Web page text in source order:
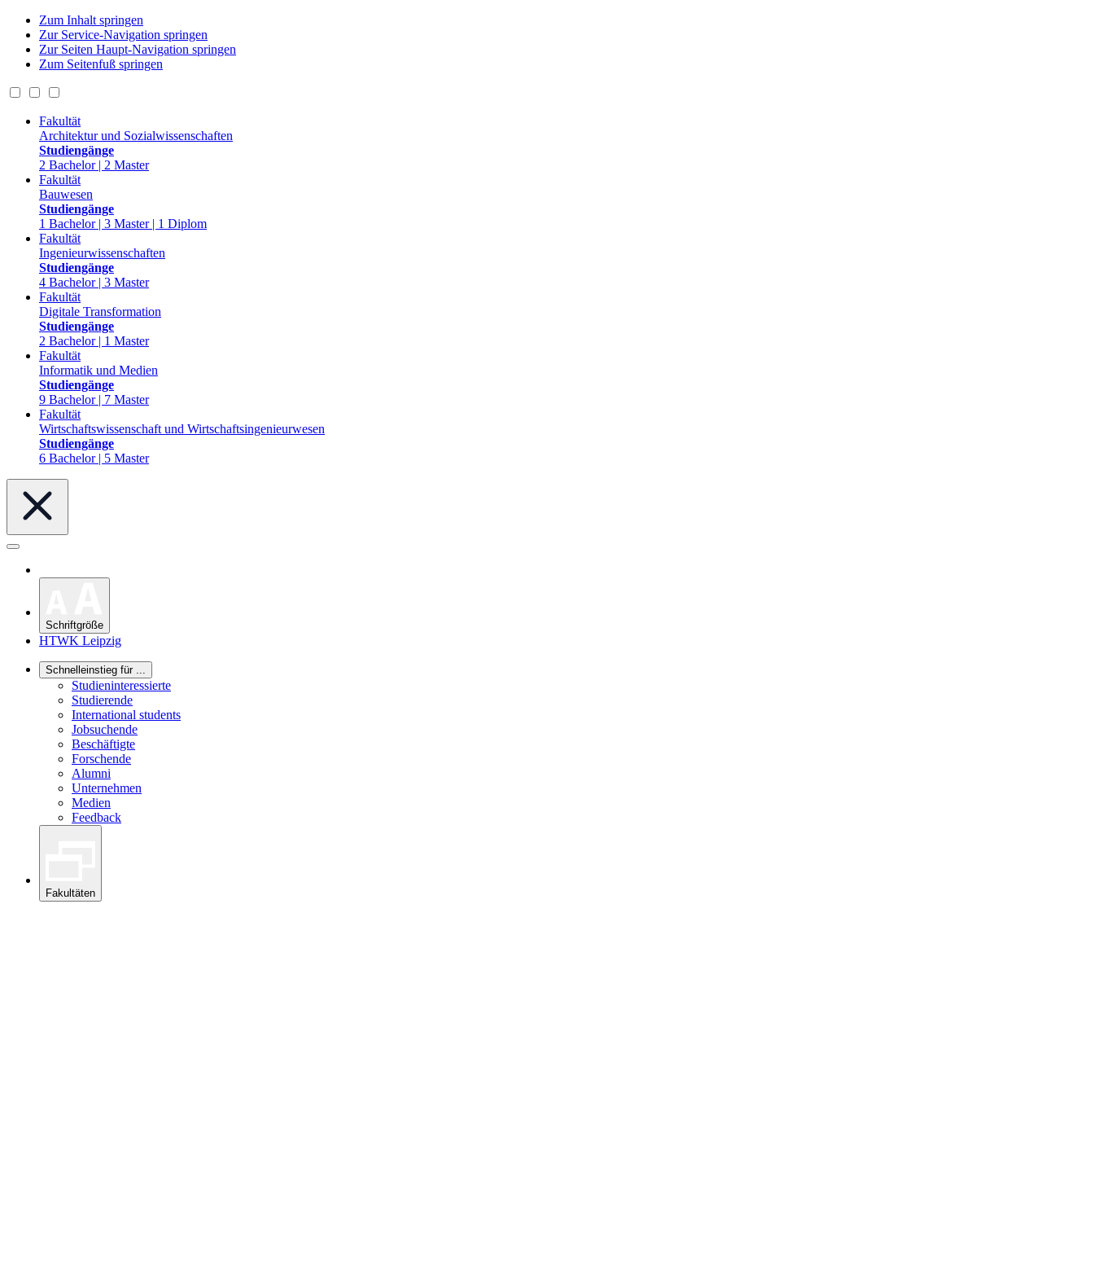
Zum Inhalt springen
Zur Service-Navigation springen
Zur Seiten Haupt-Navigation springen
Zum Seitenfuß springen
Fakultät
Architektur und Sozialwissenschaften
Studiengänge
2 Bachelor | 2 Master
Fakultät
Bauwesen
Studiengänge
1 Bachelor | 3 Master | 1 Diplom
Fakultät
Ingenieurwissenschaften
Studiengänge
4 Bachelor | 3 Master
Fakultät
Digitale Transformation
Studiengänge
2 Bachelor | 1 Master
Fakultät
Informatik und Medien
Studiengänge
9 Bachelor | 7 Master
Fakultät
Wirtschaftswissenschaft und Wirtschaftsingenieurwesen
Studiengänge
6 Bachelor | 5 Master
Schriftgröße
HTWK Leipzig
Schnelleinstieg für ...
Studieninteressierte
Studierende
International students
Jobsuchende
Beschäftigte
Forschende
Alumni
Unternehmen
Medien
Feedback
Fakultäten